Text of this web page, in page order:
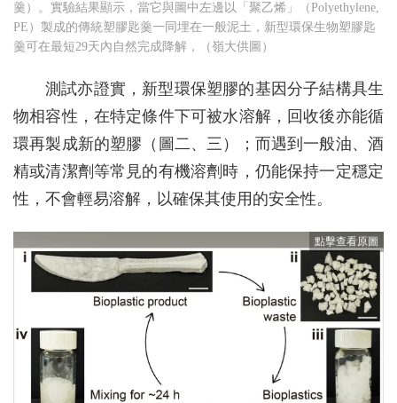
羹）。實驗結果顯示，當它與圖中左邊以「聚乙烯」（Polyethylene,
PE）製成的傳統塑膠匙羹一同埋在一般泥土，新型環保生物塑膠匙
羹可在最短29天內自然完成降解，（嶺大供圖）
測試亦證實，新型環保塑膠的基因分子結構具生
物相容性，在特定條件下可被水溶解，回收後亦能循
環再製成新的塑膠（圖二、三）；而遇到一般油、酒
精或清潔劑等常見的有機溶劑時，仍能保持一定穩定
性，不會輕易溶解，以確保其使用的安全性。